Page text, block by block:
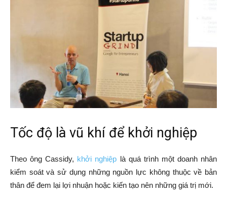
Tốc độ là vũ khí để khởi nghiệp
Theo ông Cassidy, khởi nghiệp là quá trình một doanh nhân
kiểm soát và sử dụng những nguồn lực không thuộc về bản
thân để đem lại lợi nhuận hoặc kiến tạo nên những giá trị mới.